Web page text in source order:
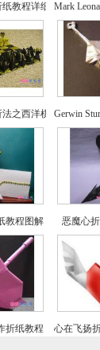
教程详细图解
Mark
法之西洋棋折纸教程
Gerwin
教程图解 恶魔心
折纸教程 心在飞扬